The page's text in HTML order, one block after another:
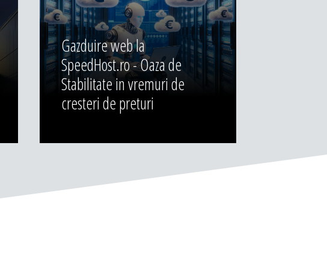
Gazduire web la
SpeedHost.ro - Oaza de
Stabilitate in vremuri de
cresteri de preturi